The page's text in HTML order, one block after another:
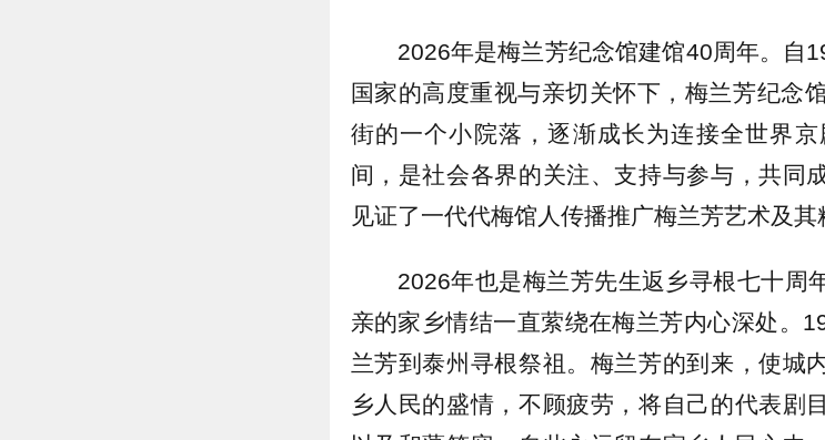
2026年是梅兰芳纪念馆建馆40周年。自
国家的高度重视与亲切关怀下，梅兰芳纪念
街的一个小院落，逐渐成长为连接全世界
间，是社会各界的关注、支持与参与，共同
见证了一代代梅馆人传播推广梅兰芳艺术及其
2026年也是梅兰芳先生返乡寻根七十周
亲的家乡情结一直萦绕在梅兰芳内心深处。
兰芳到泰州寻根祭祖。梅兰芳的到来，使城
乡人民的盛情，不顾疲劳，将自己的代表剧